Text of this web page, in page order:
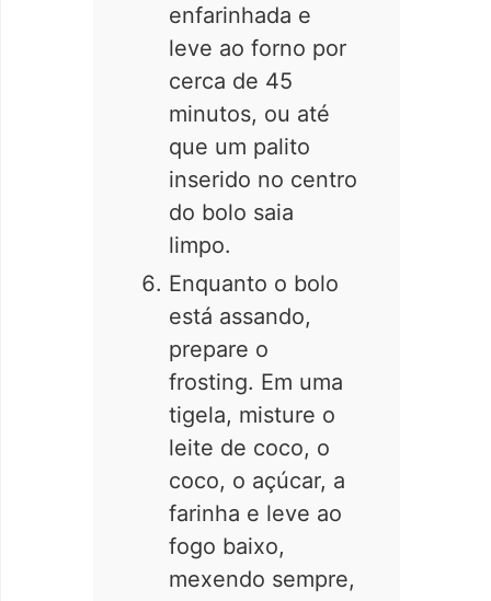
enfarinhada e
leve ao forno por
cerca de 45
minutos, ou até
que um palito
inserido no centro
do bolo saia
limpo.
Enquanto o bolo
está assando,
prepare o
frosting. Em uma
tigela, misture o
leite de coco, o
coco, o açúcar, a
farinha e leve ao
fogo baixo,
mexendo sempre,